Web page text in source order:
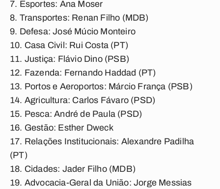
Esportes: Ana Moser
Transportes: Renan Filho (MDB)
Defesa:José Múcio Monteiro
Casa Civil: Rui Costa (PT)
Justiça: Flávio Dino (PSB)
Fazenda: Fernando Haddad (PT)
Portos e Aeroportos: Márcio França (PSB)
Agricultura: Carlos Fávaro (PSD)
Pesca:André de Paula (PSD)
Gestão: Esther Dweck
Relações Institucionais: Alexandre Padilha
(PT)
Cidades: Jader Filho (MDB)
Advocacia-Geral da União:Jorge Messias